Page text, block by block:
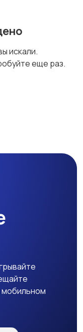
искали.
еще раз.
мобильном